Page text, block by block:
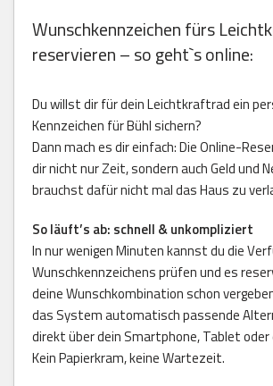
Wunschkennzeichen fürs
reservieren – so geht`s online:
Du willst dir für dein Leichtkraftrad ein
Kennzeichen für Bühl sichern?
Dann mach es dir einfach: Die Online-
dir nicht nur Zeit, sondern auch Geld und
brauchst dafür nicht mal das Haus zu
So läuft’s ab: schnell & unkompliziert
In nur wenigen Minuten kannst du die
Wunschkennzeichens prüfen und es
deine Wunschkombination schon
das System automatisch passende
direkt über dein Smartphone, Tablet oder
Kein Papierkram, keine Wartezeit.